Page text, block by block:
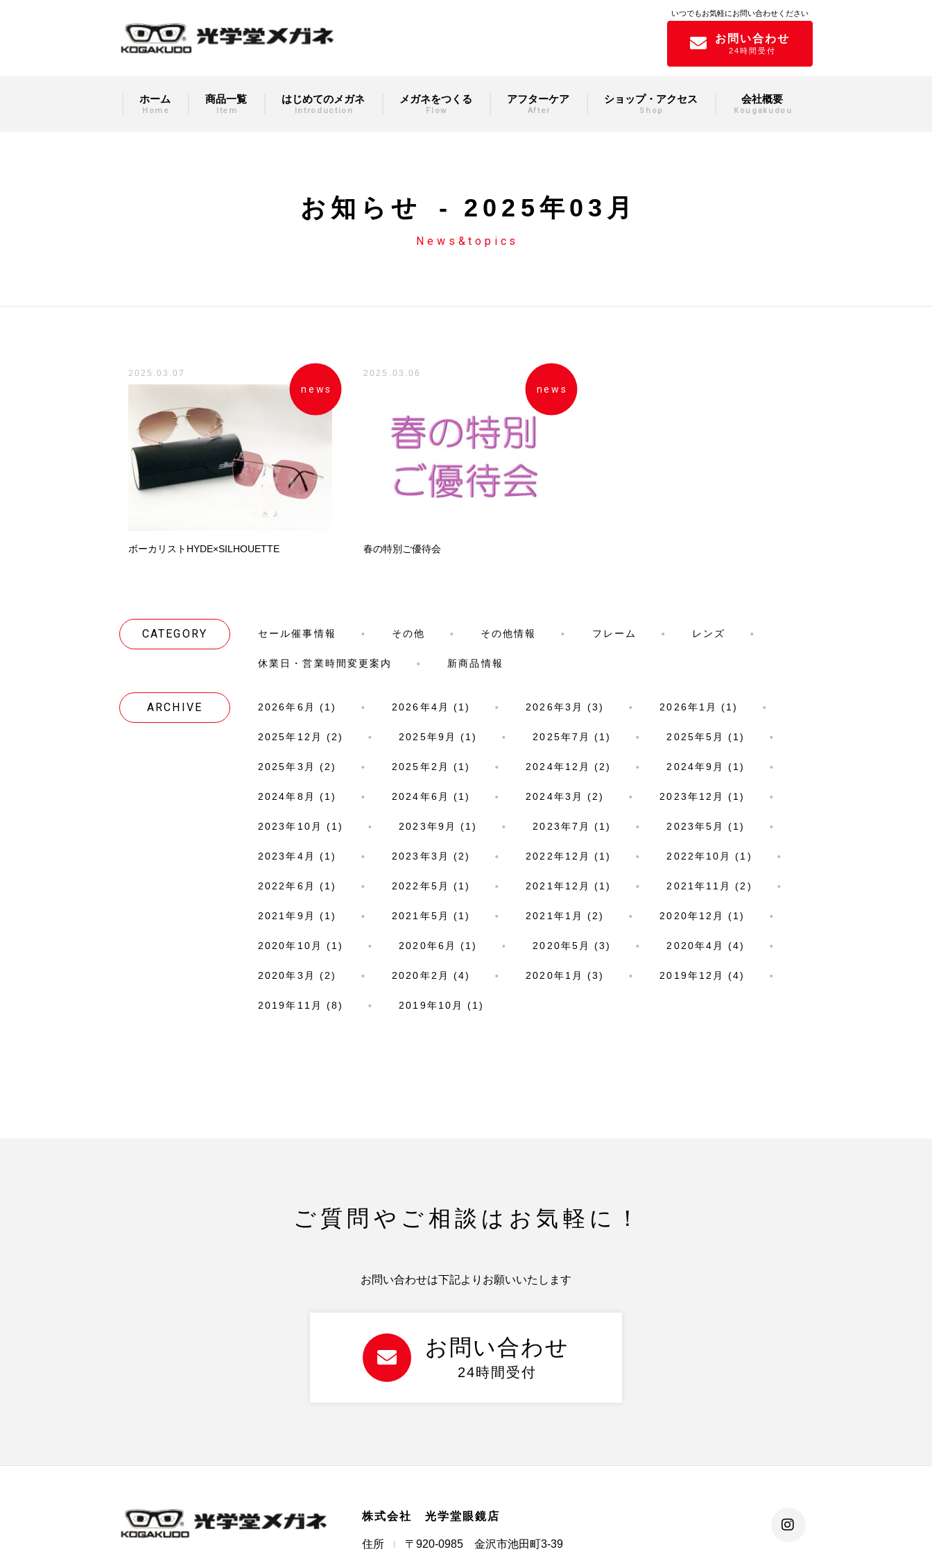
いつでもお気軽にお問い合わせください
お問い合わせ
24時間受付
ホーム
Home
商品一覧
Item
はじめてのメガネ
Introduction
メガネをつくる
Flow
アフターケア
After
ショップ・アクセス
Shop
会社概要
Kougakudou
お知らせ - 2025年03月
News&topics
2025.03.07
news
ボーカリストHYDE×SILHOUETTE
2025.03.06
news
春の特別ご優待会
CATEGORY セール催事情報 その他 その他情報 フレーム レンズ
休業日・営業時間変更案内 新商品情報
ARCHIVE 2026年6月 (1) 2026年4月 (1) 2026年3月 (3) 2026年1月 (1)
2025年12月 (2) 2025年9月 (1) 2025年7月 (1) 2025年5月 (1)
2025年3月 (2) 2025年2月 (1) 2024年12月 (2) 2024年9月 (1)
2024年8月 (1) 2024年6月 (1) 2024年3月 (2) 2023年12月 (1)
2023年10月 (1) 2023年9月 (1) 2023年7月 (1) 2023年5月 (1)
2023年4月 (1) 2023年3月 (2) 2022年12月 (1) 2022年10月 (1)
2022年6月 (1) 2022年5月 (1) 2021年12月 (1) 2021年11月 (2)
2021年9月 (1) 2021年5月 (1) 2021年1月 (2) 2020年12月 (1)
2020年10月 (1) 2020年6月 (1) 2020年5月 (3) 2020年4月 (4)
2020年3月 (2) 2020年2月 (4) 2020年1月 (3) 2019年12月 (4)
2019年11月 (8) 2019年10月 (1)
ご質問やご相談は お気軽に！
お問い合わせは下記よりお願いいたします
お問い合わせ
24時間受付
株式会社 光学堂眼鏡店
住所 〒920-0985 金沢市池田町3-39